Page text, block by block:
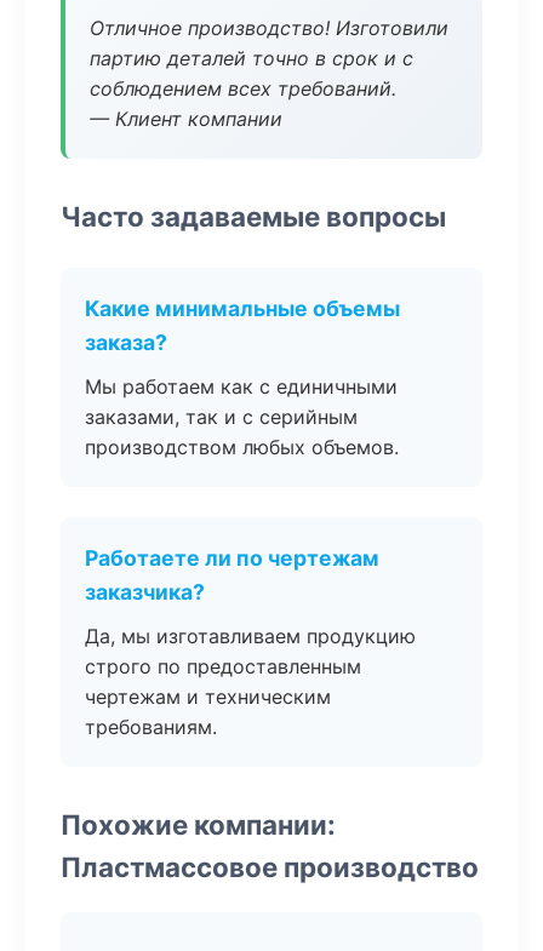
Отличное производство! Изготовили
партию деталей точно в срок и с
соблюдением всех требований.
— Клиент компании
Часто задаваемые вопросы
Какие минимальные объемы
заказа?
Мы работаем как с единичными
заказами, так и с серийным
производством любых объемов.
Работаете ли по чертежам
заказчика?
Да, мы изготавливаем продукцию
строго по предоставленным
чертежам и техническим
требованиям.
Похожие компании:
Пластмассовое производство